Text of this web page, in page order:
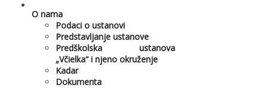
O nama
Podaci o ustanovi
Predstavljanje ustanove
Predškolska ustanova
„Včielka“ i njeno okruženje
Kadar
Dokumenta